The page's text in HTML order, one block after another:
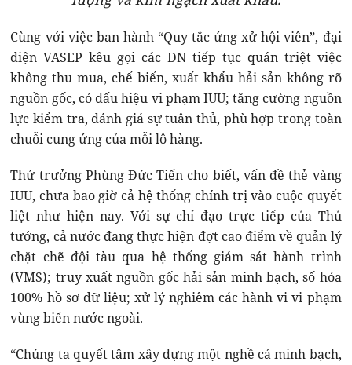
Cùng với việc ban hành “Quy tắc ứng xử hội viên”, đại
diện VASEP kêu gọi các DN tiếp tục quán triệt việc
không thu mua, chế biến, xuất khẩu hải sản không rõ
nguồn gốc, có dấu hiệu vi phạm IUU; tăng cường nguồn
lực kiểm tra, đánh giá sự tuân thủ, phù hợp trong toàn
chuỗi cung ứng của mỗi lô hàng.
Thứ trưởng Phùng Đức Tiến cho biết, vấn đề thẻ vàng
IUU, chưa bao giờ cả hệ thống chính trị vào cuộc quyết
liệt như hiện nay. Với sự chỉ đạo trực tiếp của Thủ
tướng, cả nước đang thực hiện đợt cao điểm về quản lý
chặt chẽ đội tàu qua hệ thống giám sát hành trình
(VMS); truy xuất nguồn gốc hải sản minh bạch, số hóa
100% hồ sơ dữ liệu; xử lý nghiêm các hành vi vi phạm
vùng biển nước ngoài.
“Chúng ta quyết tâm xây dựng một nghề cá minh bạch,